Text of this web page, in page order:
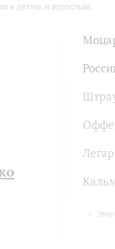
и детям, и взрослым.
Легар